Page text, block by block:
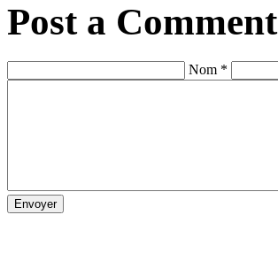
Post a Comment
Nom *